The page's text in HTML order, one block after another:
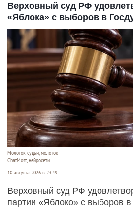
Верховный суд РФ
«Яблока» с выборов в
Молоток судьи, молоток
ChatMost, нейросети
10 августа 2026 в 23:49
Верховный суд РФ
партии «Яблоко» с выборов в